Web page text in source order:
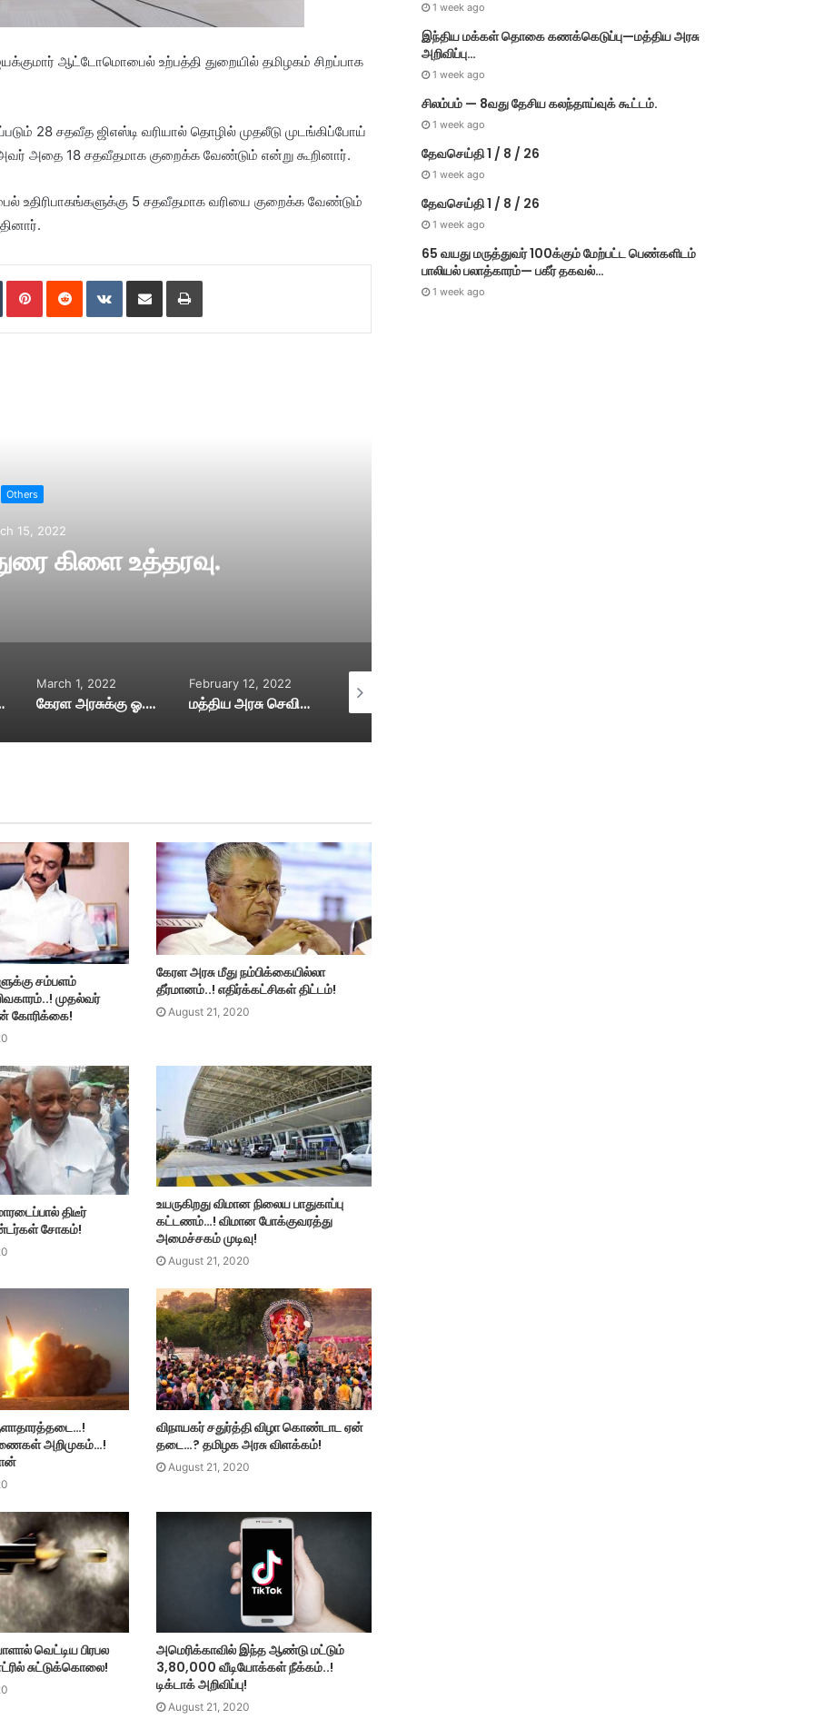
ஆட்டோமொபைல் உற்பத்தி துறையில் தமிழகம் சிறப்பாக
28 சதவீத ஜிஎஸ்டி வரியால் தொழில் முதலீடு முடங்கிப்போய்
அதை 18 சதவீதமாக குறைக்க வேண்டும் என்று கூறினார்.
உதிரிபாகங்களுக்கு 5 சதவீதமாக வரியை குறைக்க வேண்டும்
Tumblr Pinterest Reddit VKontakte
கட்சியின் டிஜிட்டல்
கண்டனம்
February 12, 2022
மத்திய அரசு செவிசாய்க்க வேண்டும்
December 4, 2021
தமிழக அரசுக்கு மத்திய அரசு கடிதம்
சம்பளம்
முதல்வர்
கோரிக்கை!
கேரள அரசு மீது நம்பிக்கையில்லா
தீர்மானம்..! எதிர்க்கட்சிகள் திட்டம்!
August 21, 2020
திடீர்
சோகம்!
உயருகிறது விமான நிலைய பாதுகாப்பு
கட்டணம்…! விமான போக்குவரத்து
அமைச்சகம் முடிவு!
August 21, 2020
அறிமுகம்…!
விநாயகர் சதுர்த்தி விழா கொண்டாட ஏன்
தடை…? தமிழக அரசு விளக்கம்!
August 21, 2020
வெட்டிய பிரபல
சுட்டுக்கொலை!
அமெரிக்காவில் இந்த ஆண்டு மட்டும்
3,80,000 வீடியோக்கள் நீக்கம்..!
டிக்டாக் அறிவிப்பு!
August 21, 2020
1 week ago
இந்திய மக்கள் தொகை கணக்கெடுப்பு—மத்திய அரசு
அறிவிப்பு…
1 week ago
சிலம்பம் — 8வது தேசிய கலந்தாய்வுக் கூட்டம்.
1 week ago
தேவசெய்தி 1 / 8 / 26
1 week ago
தேவசெய்தி 1 / 8 / 26
1 week ago
65 வயது மருத்துவர் 100க்கும் மேற்பட்ட பெண்களிடம்
பாலியல் பலாத்காரம்— பகீர் தகவல்…
1 week ago